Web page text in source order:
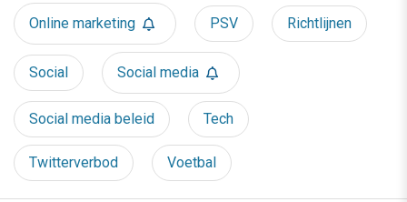
Online marketing PSV Richtlijnen
Social Social media
Social media beleid Tech
Twitterverbod Voetbal